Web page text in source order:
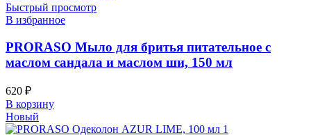
Быстрый просмотр
В избранное
PRORASO Мыло для бритья питательное с
маслом сандала и маслом ши, 150 мл
620 ₽
В корзину
Новый